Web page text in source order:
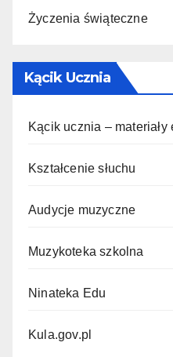
Życzenia świąteczne
Kącik Ucznia
Kącik ucznia –
Kształcenie słuchu
Audycje muzyczne
Muzykoteka szkolna
Ninateka Edu
Kula.gov.pl